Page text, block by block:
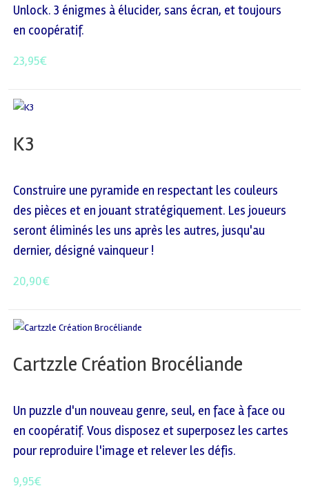
Unlock. 3 énigmes à élucider, sans écran, et toujours
en coopératif.
23,95€
K3
Construire une pyramide en respectant les couleurs
des pièces et en jouant stratégiquement. Les joueurs
seront éliminés les uns après les autres, jusqu'au
dernier, désigné vainqueur !
20,90€
Cartzzle Création Brocéliande
Un puzzle d'un nouveau genre, seul, en face à face ou
en coopératif. Vous disposez et superposez les cartes
pour reproduire l'image et relever les défis.
9,95€